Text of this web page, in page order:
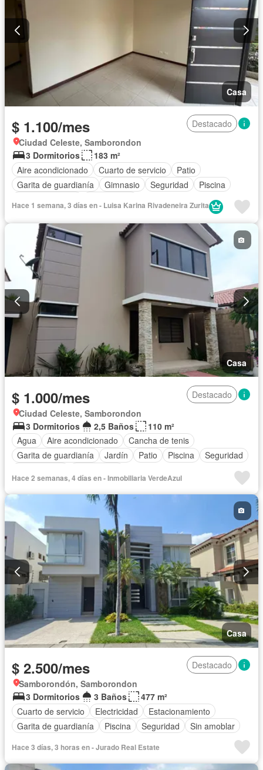
Casa
$ 1.100/mes
Destacado
Ciudad Celeste, Samborondon
3 Dormitorios
183 m²
Aire acondicionado
Cuarto de servicio
Patio
Garita de guardianía
Gimnasio Seguridad
Piscina
Hace 1 semana, 3 días en - Luisa Karina Rivadeneira Zurita
Casa
$ 1.000/mes
Destacado
Ciudad Celeste, Samborondon
3 Dormitorios
2,5 Baños
110 m²
Agua
Aire acondicionado
Cancha de tenis
Garita de guardianía
Jardín Patio Piscina
Seguridad
Hace 2 semanas, 4 días en - Inmobiliaria VerdeAzul
Casa
$ 2.500/mes
Destacado
Samborondón, Samborondon
3 Dormitorios
3 Baños
477 m²
Cuarto de servicio
Electricidad
Estacionamiento
Garita de guardianía
Piscina Seguridad Sin amoblar
Hace 3 días, 3 horas en - Jurado Real Estate